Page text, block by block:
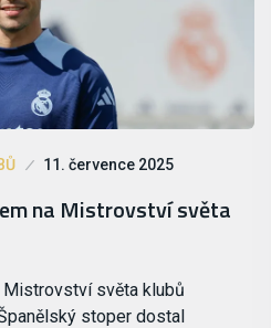
11. července 2025
na Mistrovství světa
Mistrovství světa klubů
stoper dostal